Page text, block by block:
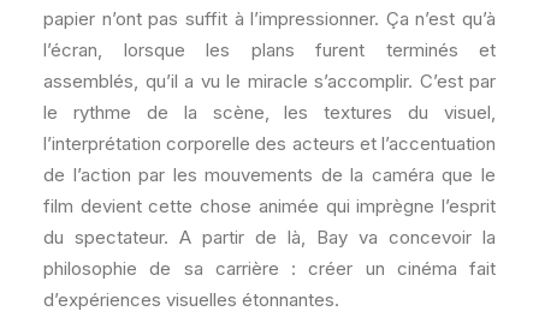
papier n’ont pas suffit à l’impressionner. Ça n’est qu’à
l’écran, lorsque les plans furent terminés et
assemblés, qu’il a vu le miracle s’accomplir. C’est par
le rythme de la scène, les textures du visuel,
l’interprétation corporelle des acteurs et l’accentuation
de l’action par les mouvements de la caméra que le
film devient cette chose animée qui imprègne l’esprit
du spectateur. A partir de là, Bay va concevoir la
philosophie de sa carrière : créer un cinéma fait
d’expériences visuelles étonnantes.